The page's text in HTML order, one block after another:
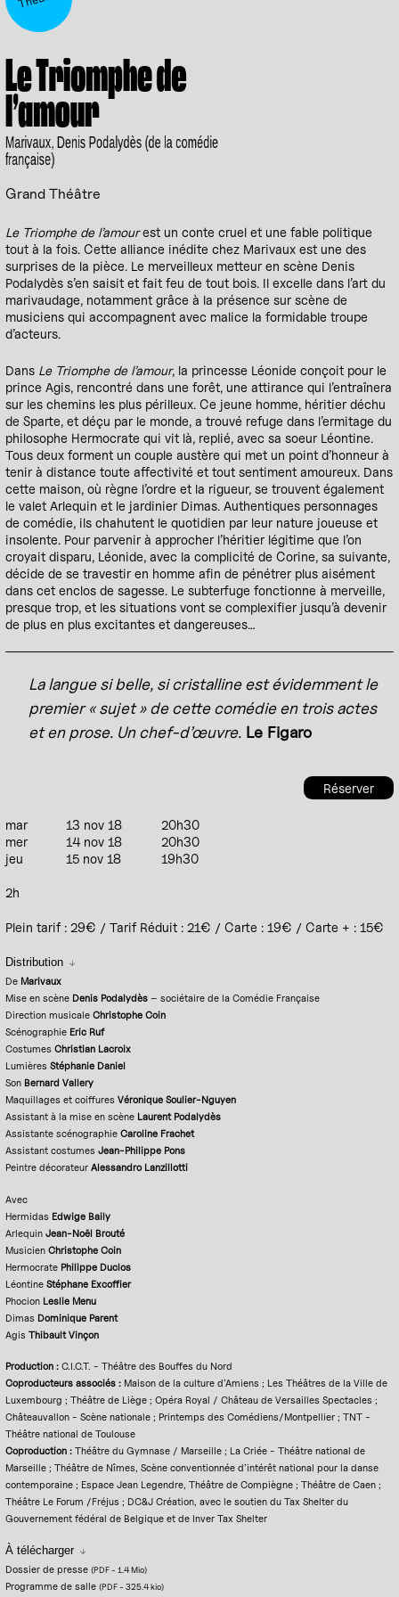
Le Triomphe de
l’amour
Marivaux, Denis Podalydès (de la comédie
française)
Grand Théâtre
Le Triomphe de l’amourest un conte cruel et une fable politique
tout à la fois. Cette alliance inédite chez Marivaux est une des
surprises de la pièce. Le merveilleux metteur en scène Denis
Podalydès s’en saisit et fait feu de tout bois. Il excelle dans l’art du
marivaudage, notamment grâce à la présence sur scène de
musiciens qui accompagnent avec malice la formidable troupe
d’acteurs.
Dans Le Triomphe de l’amour, la princesse Léonide conçoit pour le
prince Agis, rencontré dans une forêt, une attirance qui l’entraînera
sur les chemins les plus périlleux. Ce jeune homme, héritier déchu
de Sparte, et déçu par le monde, a trouvé refuge dans l’ermitage du
philosophe Hermocrate qui vit là, replié, avec sa soeur Léontine.
Tous deux forment un couple austère qui met un point d’honneur à
tenir à distance toute affectivité et tout sentiment amoureux. Dans
cette maison, où règne l’ordre et la rigueur, se trouvent également
le valet Arlequin et le jardinier Dimas. Authentiques personnages
de comédie, ils chahutent le quotidien par leur nature joueuse et
insolente. Pour parvenir à approcher l’héritier légitime que l’on
croyait disparu, Léonide, avec la complicité de Corine, sa suivante,
décide de se travestir en homme afin de pénétrer plus aisément
dans cet enclos de sagesse. Le subterfuge fonctionne à merveille,
presque trop, et les situations vont se complexifier jusqu’à devenir
de plus en plus excitantes et dangereuses…
La langue si belle, si cristalline est évidemment le
premier « sujet » de cette comédie en trois actes
et en prose. Un chef-d’œuvre. Le Figaro
Réserver
mar 13 nov 18
20h30
mer
14 nov 18
20h30
jeu
15 nov 18 19h30
2h
Plein tarif : 29€ / Tarif Réduit : 21€ / Carte : 19€ / Carte + : 15€
Distribution
De Marivaux
Mise en scène Denis Podalydès – sociétaire de la Comédie Française
Direction musicaleChristophe Coin
Scénographie Eric Ruf
CostumesChristian Lacroix
Lumières Stéphanie Daniel
Son Bernard Vallery
Maquillages et coiffuresVéronique Soulier-Nguyen
Assistant à la mise en scène Laurent Podalydès
Assistante scénographieCaroline Frachet
Assistant costumesJean-Philippe Pons
Peintre décorateur Alessandro Lanzillotti
Avec
Hermidas Edwige Baily
Arlequin Jean-Noël Brouté
MusicienChristophe Coin
Hermocrate Philippe Duclos
LéontineStéphane Excoffier
Phocion Leslie Menu
Dimas Dominique Parent
AgisThibault Vinçon
Production : C.I.C.T. - Théâtre des Bouffes du Nord
Coproducteurs associés : Maison de la culture d’Amiens ; Les Théâtres de la Ville de
Luxembourg ; Théâtre de Liège ; Opéra Royal / Château de Versailles Spectacles ;
Châteauvallon - Scène nationale ; Printemps des Comédiens/Montpellier ; TNT -
Théâtre national de Toulouse
Coproduction : Théâtre du Gymnase / Marseille ; La Criée - Théâtre national de
Marseille ; Théâtre de Nîmes, Scène conventionnée d’intérêt national pour la danse
contemporaine ; Espace Jean Legendre, Théâtre de Compiègne ; Théâtre de Caen ;
Théâtre Le Forum /Fréjus ; DC&J Création, avec le soutien du Tax Shelter du
Gouvernement fédéral de Belgique et de Inver Tax Shelter
À télécharger
Dossier de presse(PDF-1.4 Mio)
Programme de salle(PDF-325.4 kio)